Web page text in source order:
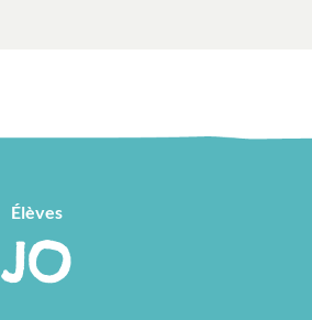
Élèves
JO